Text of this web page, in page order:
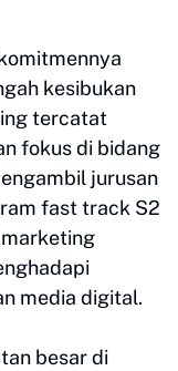
kesibukan
tercatat
fokus di bidang
jurusan
fast track S2
media digital.
besar di